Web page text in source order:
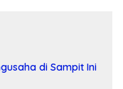
di Sampit Ini